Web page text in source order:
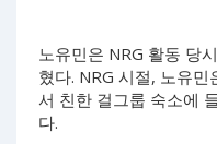
노유민은 NRG 활동 당
혔다. NRG 시절, 노유
서 친한 걸그룹 숙소에
다.